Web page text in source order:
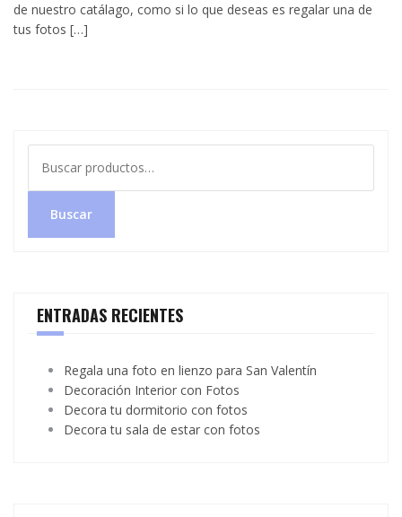
de nuestro catálago, como si lo que deseas es regalar una de
tus fotos […]
por:
Buscar
ENTRADAS RECIENTES
Regala una foto en lienzo para San Valentín
Decoración Interior con Fotos
Decora tu dormitorio con fotos
Decora tu sala de estar con fotos